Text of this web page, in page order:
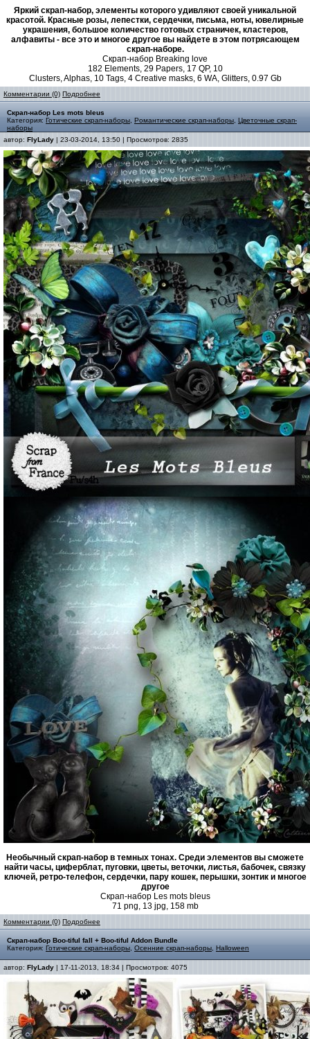
Яркий скрап-набор, элементы которого удивляют своей уникальной
красотой. Красные розы, лепестки, сердечки, письма, ноты, ювелирные
украшения, большое количество готовых страничек, кластеров,
алфавиты - все это и многое другое вы найдете в этом потрясающем
скрап-наборе.
Скрап-набор Breaking love
182 Elements, 29 Papers, 17 QP, 10
Clusters, Alphas, 10 Tags, 4 Creative masks, 6 WA, Glitters, 0.97 Gb
Комментарии (0) Подробнее
Скрап-набор Les mots bleus
Категория: Готические скрап-наборы Романтические скрап-наборы Цветочные скрап-
наборы
автор: FlyLady | 23-03-2014, 13:50 | Просмотров: 2835
Необычный скрап-набор в темных тонах. Среди элементов вы сможете
найти часы, циферблат, пуговки, цветы, веточки, листья, бабочек, связку
ключей, ретро-телефон, сердечки, пару кошек, перышки, зонтик и многое
другое
Скрап-набор Les mots bleus
71 png, 13 jpg, 158 mb
Комментарии (0) Подробнее
Скрап-набор Boo-tiful fall + Boo-tiful Addon Bundle
Категория: Готические скрап-наборы Осенние скрап-наборы Halloween
автор: FlyLady | 17-11-2013, 18:34 | Просмотров: 4075